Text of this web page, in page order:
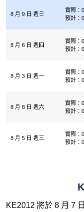
8 月 9 日 週日
實際：
預計：
8 月 6 日 週四
實際：
預計：
8 月 3 日 週一
實際：
預計：
8 月 8 日 週六
實際：
預計：
8 月 5 日 週三
實際：
預計：
KE2012 將於 8 月 7